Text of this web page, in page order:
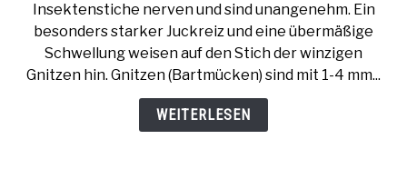
Gnitzen:
Erkennen
und
Bekämpfen
Insektenstiche nerven und sind unangenehm. Ein
besonders starker Juckreiz und eine übermäßige
Schwellung weisen auf den Stich der winzigen
Gnitzen hin. Gnitzen (Bartmücken) sind mit 1-4 mm...
WEITERLESEN